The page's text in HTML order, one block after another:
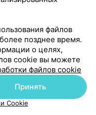
файлов
позднее время.
о целях,
cookie вы можете
файлов cookie
Принять
Cookie